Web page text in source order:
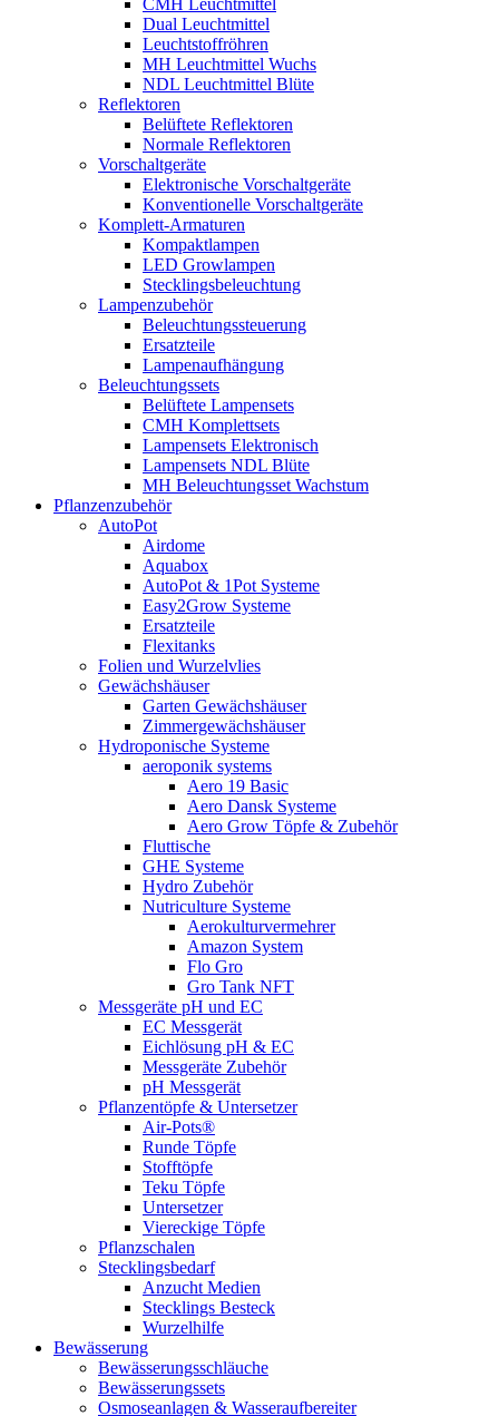
CMH Leuchtmittel
Dual Leuchtmittel
Leuchtstoffröhren
MH Leuchtmittel Wuchs
NDL Leuchtmittel Blüte
Reflektoren
Belüftete Reflektoren
Normale Reflektoren
Vorschaltgeräte
Elektronische Vorschaltgeräte
Konventionelle Vorschaltgeräte
Komplett-Armaturen
Kompaktlampen
LED Growlampen
Stecklingsbeleuchtung
Lampenzubehör
Beleuchtungssteuerung
Ersatzteile
Lampenaufhängung
Beleuchtungssets
Belüftete Lampensets
CMH Komplettsets
Lampensets Elektronisch
Lampensets NDL Blüte
MH Beleuchtungsset Wachstum
Pflanzenzubehör
AutoPot
Airdome
Aquabox
AutoPot & 1Pot Systeme
Easy2Grow Systeme
Ersatzteile
Flexitanks
Folien und Wurzelvlies
Gewächshäuser
Garten Gewächshäuser
Zimmergewächshäuser
Hydroponische Systeme
aeroponik systems
Aero 19 Basic
Aero Dansk Systeme
Aero Grow Töpfe & Zubehör
Fluttische
GHE Systeme
Hydro Zubehör
Nutriculture Systeme
Aerokulturvermehrer
Amazon System
Flo Gro
Gro Tank NFT
Messgeräte pH und EC
EC Messgerät
Eichlösung pH & EC
Messgeräte Zubehör
pH Messgerät
Pflanzentöpfe & Untersetzer
Air-Pots®
Runde Töpfe
Stofftöpfe
Teku Töpfe
Untersetzer
Viereckige Töpfe
Pflanzschalen
Stecklingsbedarf
Anzucht Medien
Stecklings Besteck
Wurzelhilfe
Bewässerung
Bewässerungsschläuche
Bewässerungssets
Osmoseanlagen & Wasseraufbereiter